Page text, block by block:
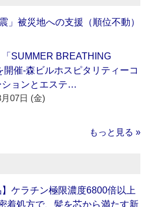
」被災地への支援（順位不動）
「SUMMER BREATHING
開催‐森ビルホスピタリティーコ
ションとエステ…
07日 (金)
もっと見る »
】ケラチン極限濃度6800倍以上
着処方で、髪を芯から満たす新